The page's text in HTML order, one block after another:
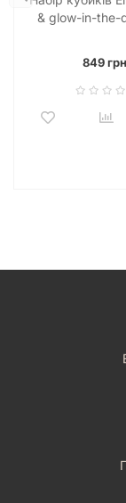
& glow-in-the-
849